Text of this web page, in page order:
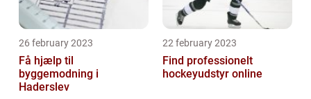
26 february 2023
Få hjælp til
byggemodning i
Haderslev
22 february 2023
Find professionelt
hockeyudstyr online